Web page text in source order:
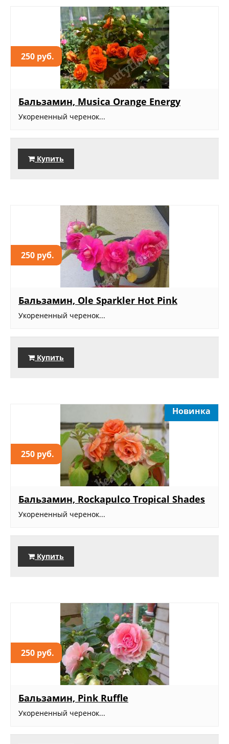
250 руб.
Бальзамин, Musica Orange Energy
Укорененный черенок...
Купить
250 руб.
Бальзамин, Ole Sparkler Hot Pink
Укорененный черенок...
Купить
250 руб.
Новинка
Бальзамин, Rockapulco Tropical Shades
Укорененный черенок...
Купить
250 руб.
Бальзамин, Pink Ruffle
Укорененный черенок...